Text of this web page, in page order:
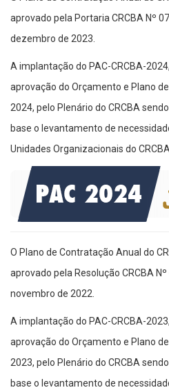
aprovado pela Portaria CRCBA Nº
dezembro de 2023.
A implantação do PAC-CRCBA-
aprovação do Orçamento e Plano
2024, pelo Plenário do CRCBA
base o levantamento de
Unidades Organizacionais do
O Plano de Contratação Anual do
aprovado pela Resolução CRCBA
novembro de 2022.
A implantação do PAC-CRCBA-
aprovação do Orçamento e Plano
2023, pelo Plenário do CRCBA
base o levantamento de